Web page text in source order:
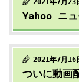
2021年7月
Yahoo ニュ
2021年7月
ついに動画